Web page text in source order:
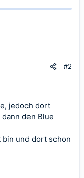
#2
jedoch dort
den Blue
und dort schon